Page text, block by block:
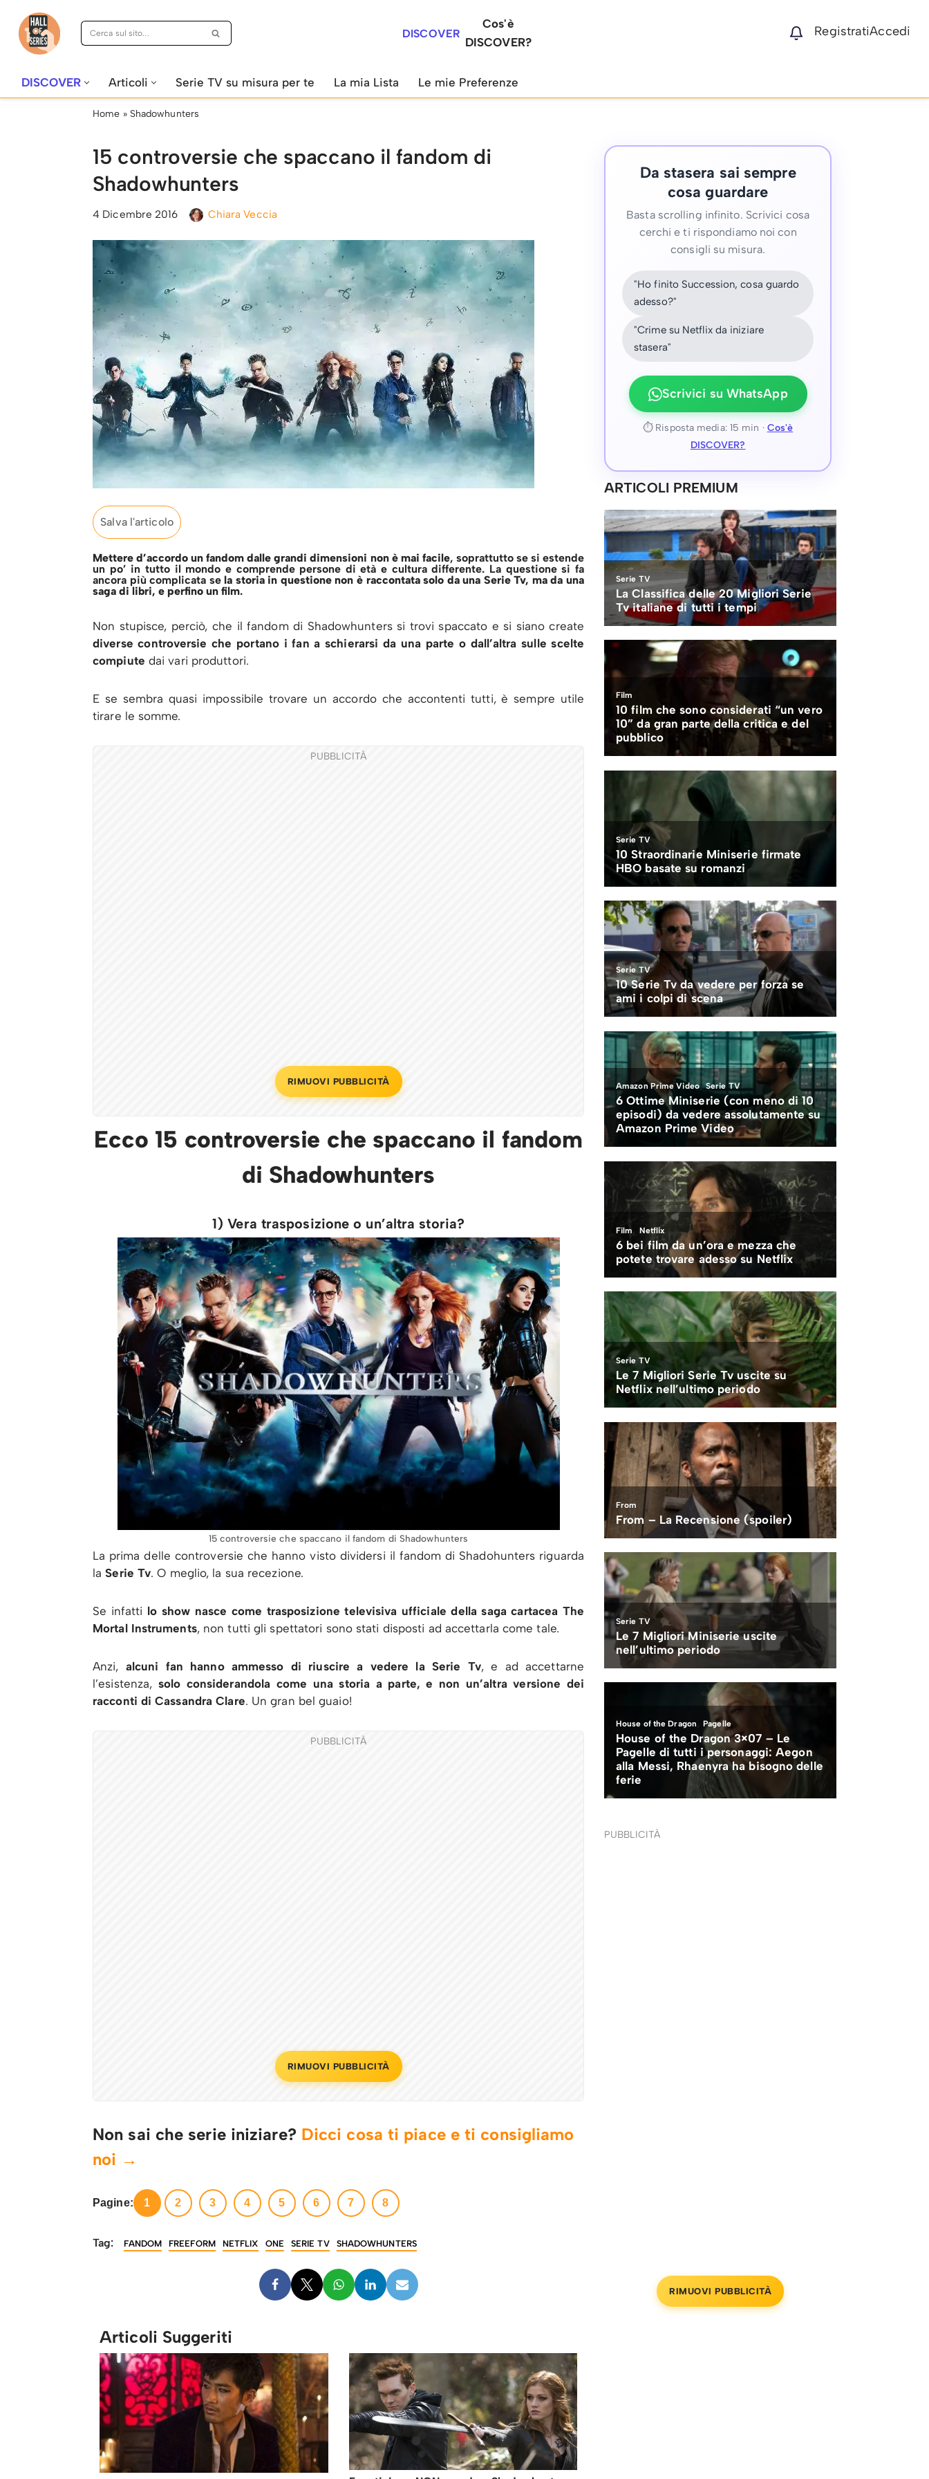
Vai
DISCOVER
Cos'è
DISCOVER?
RegistratiAccedi
DISCOVER Articoli Serie TV su misura per te La mia Lista Le mie Preferenze
Home » Shadowhunters
15 controversie che spaccano il fandom di
Shadowhunters
4 Dicembre 2016 Chiara Veccia
Salva l'articolo
Mettere d’accordo un fandom dalle grandi dimensioni non è mai facile, soprattutto se si estende
un po’ in tutto il mondo e comprende persone di età e cultura differente. La questione si fa
ancora più complicata sela storia in questione non è raccontata solo da una Serie Tv, ma da una
saga di libri, e perfino un film.
Non stupisce, perciò, che il fandom di Shadowhunters si trovi spaccato e si siano create
diverse controversie che portano i fan a schierarsi da una parte o dall’altra sulle scelte
compiute dai vari produttori.
E se sembra quasi impossibile trovare un accordo che accontenti tutti, è sempre utile
tirare le somme.
PUBBLICITÀ
RIMUOVI PUBBLICITÀ
Ecco 15 controversie che spaccano il fandom
di Shadowhunters
1) Vera trasposizione o un’altra storia?
15 controversie che spaccano il fandom di Shadowhunters
La prima delle controversie che hanno visto dividersi il fandom di Shadohunters riguarda
laSerie Tv. O meglio, la sua recezione.
Se infatti lo show nasce come trasposizione televisiva ufficiale della saga cartacea The
Mortal Instruments, non tutti gli spettatori sono stati disposti ad accettarla come tale.
Anzi, alcuni fan hanno ammesso di riuscire a vedere la Serie Tv, e ad accettarne
l’esistenza, solo considerandola come una storia a parte, e non un’altra versione dei
racconti di Cassandra Clare. Un gran bel guaio!
PUBBLICITÀ
RIMUOVI PUBBLICITÀ
Non sai che serie iniziare? Dicci cosa ti piace e ti consigliamo
noi →
Pagine: 1 2 3 4 5 6 7 8
Tag: FANDOM FREEFORM NETFLIX ONE SERIE TV SHADOWHUNTERS
Articoli Suggeriti
Da stasera sai sempre
cosa guardare
Basta scrolling infinito. Scrivici cosa
cerchi e ti rispondiamo noi con
consigli su misura.
"Ho finito Succession, cosa guardo
adesso?"
"Crime su Netflix da iniziare
stasera"
Scrivici su WhatsApp
⏱ Risposta media: 15 min · Cos'è
DISCOVER?
ARTICOLI PREMIUM
PUBBLICITÀ
RIMUOVI PUBBLICITÀ